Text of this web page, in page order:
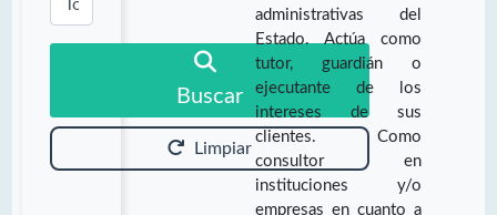
Buscar
Limpiar
administrativas del
Estado. Actúa como
tutor, guardián o
ejecutante de los
intereses de sus
clientes. Como
consultor en
instituciones y/o
empresas en cuanto a